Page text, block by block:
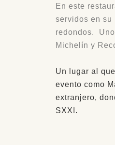
En este
servidos en su
redondos.
Michelín y
Un lugar al
evento como
extranjero,
SXXI.